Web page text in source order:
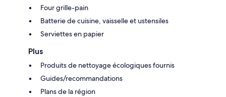
Four grille-pain
Batterie de cuisine, vaisselle et ustensiles
Serviettes en papier
Plus
Produits de nettoyage écologiques fournis
Guides/recommandations
Plans de la région